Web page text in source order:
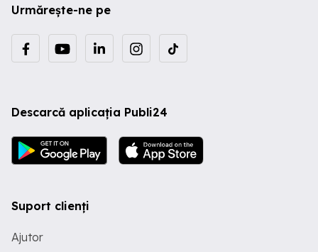
Urmărește-ne pe
Descarcă aplicația Publi24
Suport clienți
Ajutor